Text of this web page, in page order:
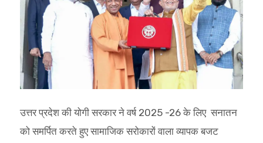
उत्तर प्रदेश की योगी सरकार ने वर्ष 2025 -26 के लिए सनातन
को समर्पित करते हुए सामाजिक सरोकारों वाला व्यापक बजट